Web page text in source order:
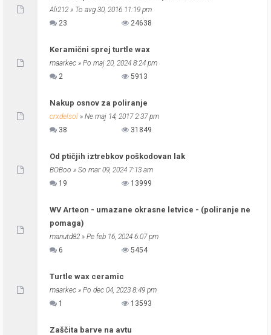
Ali212 » To avg 30, 2016 11:19 pm
23
24638
Keramični sprej turtle wax
maarkec » Po maj 20, 2024 8:24 pm
2
5913
Nakup osnov za poliranje
crxdelsol » Ne maj 14, 2017 2:37 pm
38
31849
Od ptičjih iztrebkov poškodovan lak
BOBoo » So mar 09, 2024 7:13 am
19
13999
WV Arteon - umazane okrasne letvice - (poliranje ne
pomaga)
manutd82 » Pe feb 16, 2024 6:07 pm
6
5454
Turtle wax ceramic
maarkec » Po dec 04, 2023 8:49 pm
1
13593
Zaščita barve na avtu